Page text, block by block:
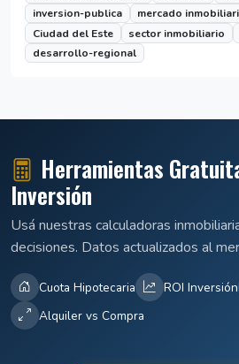
inversion-publica
mercado
Ciudad del Este
sector inmobiliario
desarrollo-regional
Herramientas
Inversión
Usá nuestras calculadoras
decisiones. Datos actualizados al
Cuota Hipotecaria ROI Inversión
Alquiler vs Compra